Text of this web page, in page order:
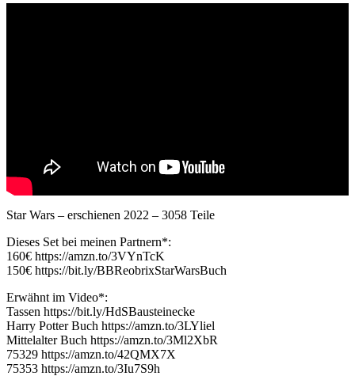
Star Wars – erschienen 2022 – 3058 Teile
Dieses Set bei meinen Partnern*:
160€ https://amzn.to/3VYnTcK
150€ https://bit.ly/BBReobrixStarWarsBuch
Erwähnt im Video*:
Tassen https://bit.ly/HdSBausteinecke
Harry Potter Buch https://amzn.to/3LYliel
Mittelalter Buch https://amzn.to/3Ml2XbR
75329 https://amzn.to/42QMX7X
75353 https://amzn.to/3Iu7S9h